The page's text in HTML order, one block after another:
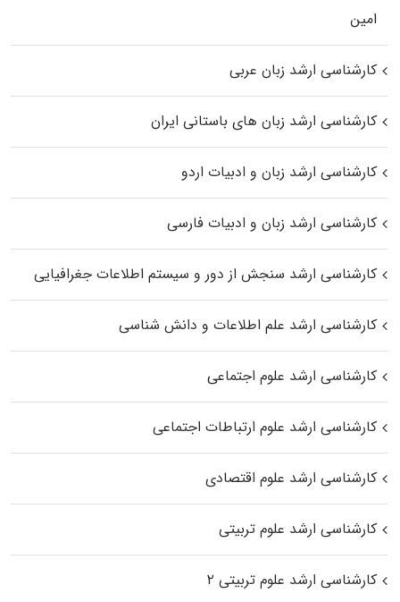
اﻣﻴﻦ
کارشناسی ارشد زبان عربی
کارشناسی ارشد زبان‌ های باستانی ایران
کارشناسی ارشد زبان و ادبیات اردو
کارشناسی ارشد زبان و ادبیات فارسی
کارشناسی ارشد سنجش از دور و سیستم اطلاعات جغرافیایی
کارشناسی ارشد علم اطلاعات و دانش شناسی
کارشناسی ارشد علوم اجتماعی
کارشناسی ارشد علوم ارتباطات اجتماعی
کارشناسی ارشد علوم اقتصادی
کارشناسی ارشد علوم تربیتی
کارشناسی ارشد علوم تربیتی ۲